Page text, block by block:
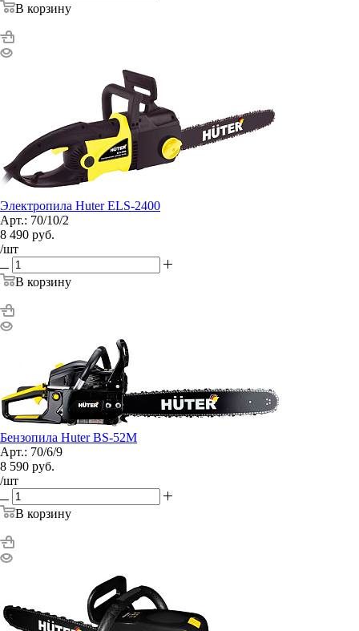
В корзину
Электропила Huter ELS-2400
Арт.: 70/10/2
8 490 руб.
/шт
В корзину
Бензопила Huter BS-52M
Арт.: 70/6/9
8 590 руб.
/шт
В корзину